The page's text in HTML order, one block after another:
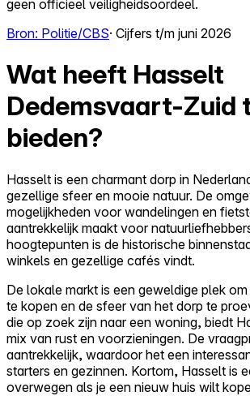
geen officieel veiligheidsoordeel.
Bron: Politie/CBS· Cijfers t/m juni 2026
Wat heeft Hasselt
Dedemsvaart-Zuid
bieden?
Hasselt is een charmant dorp in
gezellige sfeer en mooie natuur. De
mogelijkheden voor wandelingen en
aantrekkelijk maakt voor
hoogtepunten is de historische
winkels en gezellige cafés vindt.
De lokale markt is een geweldige plek
te kopen en de sfeer van het dorp te
die op zoek zijn naar een woning, biedt
mix van rust en voorzieningen. De
aantrekkelijk, waardoor het een
starters en gezinnen. Kortom, Hasselt is
overwegen als je een nieuw huis wilt